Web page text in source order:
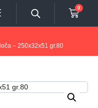
0
– 250x32x51 gr.80